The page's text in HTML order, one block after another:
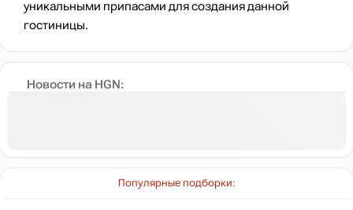
Новости на HGN:
Популярные подборки:
уникальными припасами для создания данной
гостиницы.